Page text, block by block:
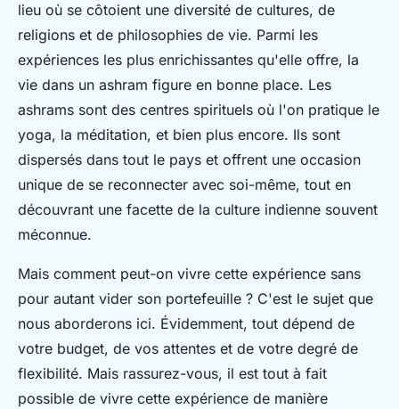
lieu où se côtoient une diversité de cultures, de
religions et de philosophies de vie. Parmi les
expériences les plus enrichissantes qu'elle offre, la
vie dans un ashram figure en bonne place. Les
ashrams sont des centres spirituels où l'on pratique le
yoga, la méditation, et bien plus encore. Ils sont
dispersés dans tout le pays et offrent une occasion
unique de se reconnecter avec soi-même, tout en
découvrant une facette de la culture indienne souvent
méconnue.
Mais comment peut-on vivre cette expérience sans
pour autant vider son portefeuille ? C'est le sujet que
nous aborderons ici. Évidemment, tout dépend de
votre budget, de vos attentes et de votre degré de
flexibilité. Mais rassurez-vous, il est tout à fait
possible de vivre cette expérience de manière